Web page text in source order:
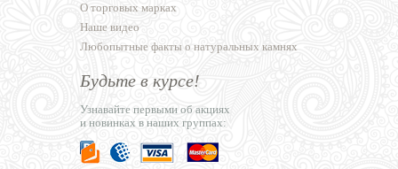
О торговых марках
Наше видео
Любопытные факты о натуральных камнях
Будьте в курсе!
Узнавайте первыми об акциях
и новинках в наших группах: